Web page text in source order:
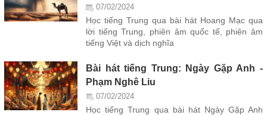
07/02/2024
Học tiếng Trung qua bài hát Hoang Mạc qua
lời tiếng Trung, phiên âm quốc tế, phiên âm
tiếng Việt và dịch nghĩa
Bài hát tiếng Trung: Ngày Gặp Anh -
Phạm Nghê Liu
07/02/2024
Học tiếng Trung qua bài hát Ngày Gặp Anh